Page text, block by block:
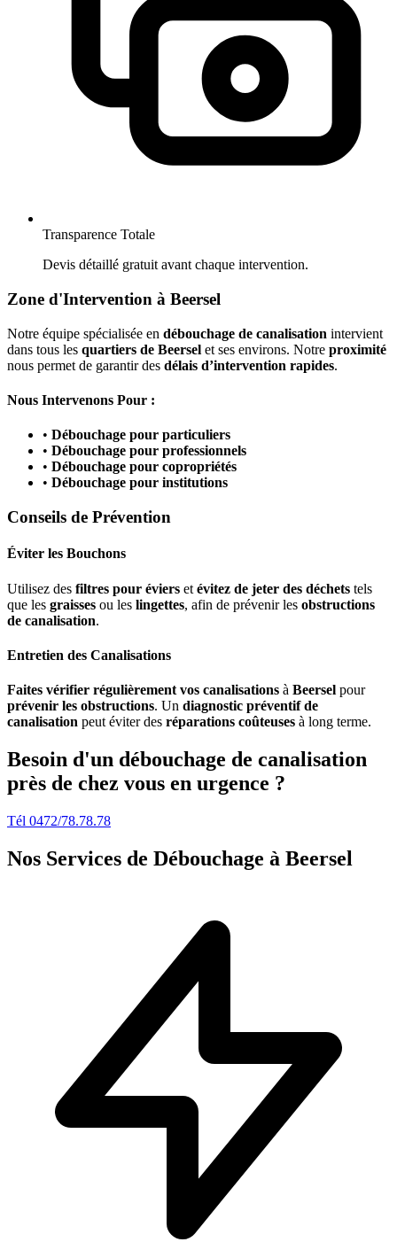
Transparence Totale
Devis détaillé gratuit avant chaque intervention.
Zone d'Intervention à Beersel
Notre équipe spécialisée en débouchage de canalisation intervient
dans tous les quartiers de Beersel et ses environs. Notre proximité
nous permet de garantir des délais d’intervention rapides.
Nous Intervenons Pour :
• Débouchage pour particuliers
• Débouchage pour professionnels
• Débouchage pour copropriétés
• Débouchage pour institutions
Conseils de Prévention
Éviter les Bouchons
Utilisez des filtres pour éviers et évitez de jeter des déchets tels
que les graisses ou les lingettes, afin de prévenir les obstructions
de canalisation.
Entretien des Canalisations
Faites vérifier régulièrement vos canalisations à Beersel pour
prévenir les obstructions. Un diagnostic préventif de
canalisation peut éviter des réparations coûteuses à long terme.
Besoin d'un débouchage de canalisation
près de chez vous en urgence ?
Tél 0472/78.78.78
Nos Services de Débouchage à Beersel